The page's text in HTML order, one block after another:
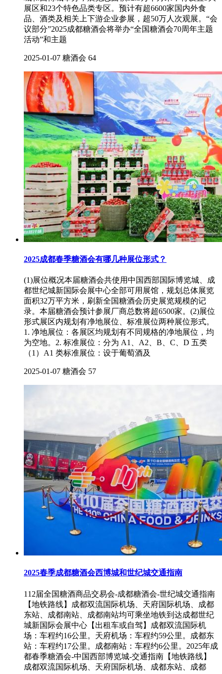
展区和23个特色品类专区。预计有超6600家国内外食
品、酒类及相关上下游企业参展，超50万人次观展。“会
议部分”2025成都糖酒会将举办“全国糖酒会70周年主题
活动”和主题
2025-01-07 糖酒会 64
2025成都春季糖酒会有哪几种展位形式？
(1)展位概况本届糖酒会共使用中国西部国际博览城、成
都世纪城新国际会展中心全部可用展馆，规划总体展览
面积32万平方米，刷新全国糖酒会历史展览规模的记
录。本届糖酒会预计参展厂商总数将超6500家。(2)展位
形式展区内规划有净地展位、标准展位两种展位形式。
1. 净地展位：各展区均规划有不同规格的净地展位，均
为空地。2. 标准展位：分为 A1、A2、B、C、D 五类
（1）A1 类标准展位：设于葡萄酒及
2025-01-07 糖酒会 57
2025春季成都糖酒会西博城和世纪城交通指南
112届全国糖酒商品交易会-成都糖酒会-世纪城交通指南
【地铁路线】成都双流国际机场、天府国际机场、成都
东站、成都南站、成都南站均可乘坐地铁到达成都世纪
城新国际会展中心【出租车或自驾】成都双流国际机
场：车程约16公里。天府机场：车程约59公里。成都东
站：车程约17公里。成都南站：车程约6公里。2025年成
都春季糖酒会-中国西部博览城-交通指南【地铁路线】
成都双流国际机场、天府国际机场、成都东站、成都